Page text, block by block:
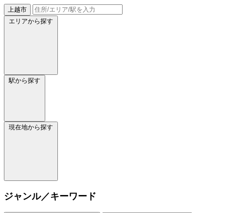
上越市
エリアから探す
駅から探す
現在地から探す
ジャンル／キーワード